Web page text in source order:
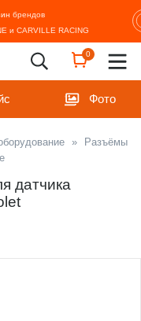
брендов
и CARVILLE RACING
0
Фото
»
Разъёмы
датчика